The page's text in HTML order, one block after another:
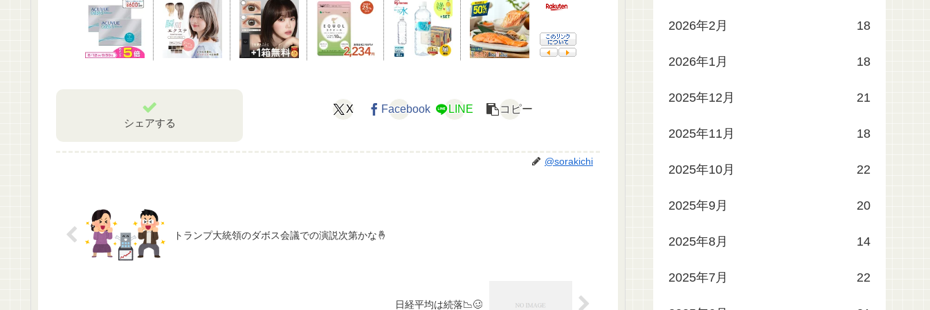
シェアする
X Facebook LINE コピー
@sorakichi
トランプ大統領のダボス会議での演説次第かな🤞
日経平均は続落📉🥴
2026年2月 18
2026年1月 18
2025年12月 21
2025年11月 18
2025年10月 22
2025年9月 20
2025年8月 14
2025年7月 22